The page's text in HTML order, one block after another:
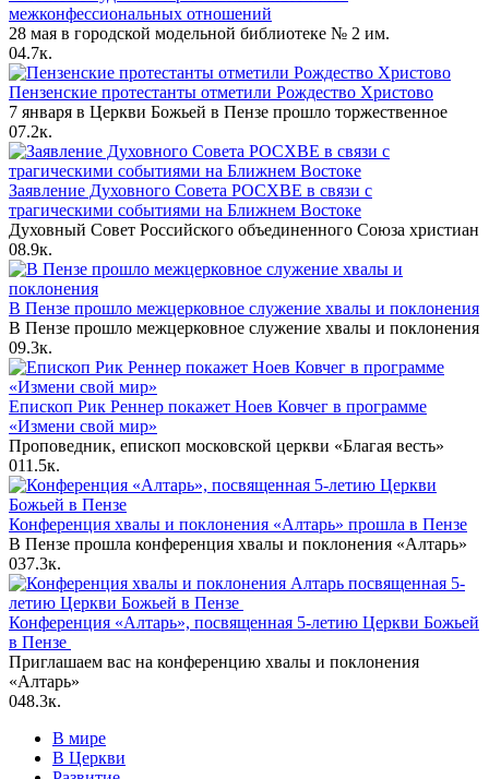
межконфессиональных отношений
28 мая в городской модельной библиотеке № 2 им.
04.7к.
Пензенские протестанты отметили Рождество Христово
7 января в Церкви Божьей в Пензе прошло торжественное
07.2к.
Заявление Духовного Совета РОСХВЕ в связи с
трагическими событиями на Ближнем Востоке
Духовный Совет Российского объединенного Союза христиан
08.9к.
В Пензе прошло межцерковное служение хвалы и поклонения
В Пензе прошло межцерковное служение хвалы и поклонения
09.3к.
Епископ Рик Реннер покажет Ноев Ковчег в программе
«Измени свой мир»
Проповедник, епископ московской церкви «Благая весть»
011.5к.
Конференция хвалы и поклонения «Алтарь» прошла в Пензе
В Пензе прошла конференция хвалы и поклонения «Алтарь»
037.3к.
Конференция «Алтарь», посвященная 5-летию Церкви Божьей
в Пензе
Приглашаем вас на конференцию хвалы и поклонения
«Алтарь»
048.3к.
В мире
В Церкви